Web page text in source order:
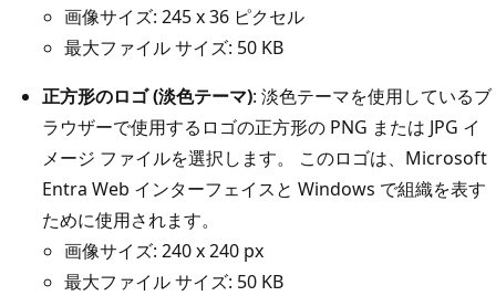
画像サイズ: 245 x 36 ピクセル
最大ファイル サイズ: 50 KB
正方形のロゴ (淡色テーマ): 淡色テーマを使用しているブ
ラウザーで使用するロゴの正方形の PNG または JPG イ
メージ ファイルを選択します。 このロゴは、Microsoft
Entra Web インターフェイスと Windows で組織を表す
ために使用されます。
画像サイズ: 240 x 240 px
最大ファイル サイズ: 50 KB